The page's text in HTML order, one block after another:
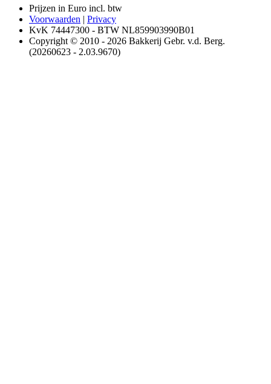
Prijzen in Euro incl. btw
Voorwaarden | Privacy
KvK 74447300 - BTW NL859903990B01
Copyright © 2010 - 2026 Bakkerij Gebr. v.d. Berg.
(20260623 - 2.03.9670)